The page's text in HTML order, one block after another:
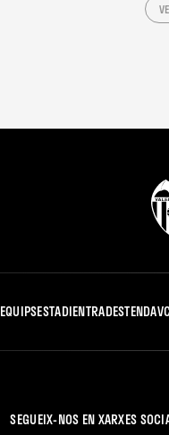
EQUIPSESTADIENTRADESTENDA
SEGUEIX-NOS EN XARXES